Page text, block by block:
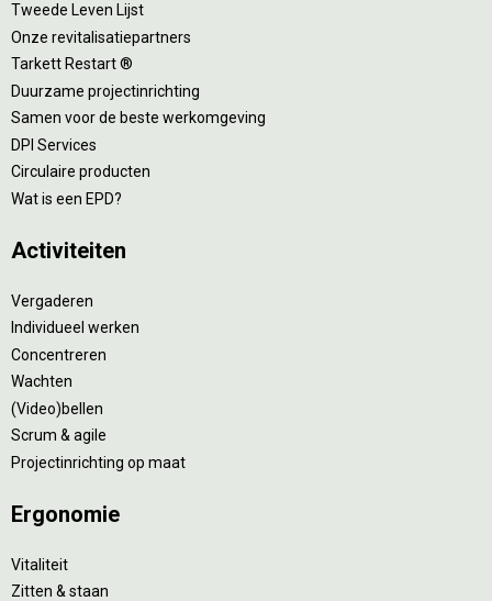
Tweede Leven Lijst
Onze revitalisatiepartners
Tarkett Restart ®
Duurzame projectinrichting
Samen voor de beste werkomgeving
DPI Services
Circulaire producten
Wat is een EPD?
Activiteiten
Vergaderen
Individueel werken
Concentreren
Wachten
(Video)bellen
Scrum & agile
Projectinrichting op maat
Ergonomie
Vitaliteit
Zitten & staan